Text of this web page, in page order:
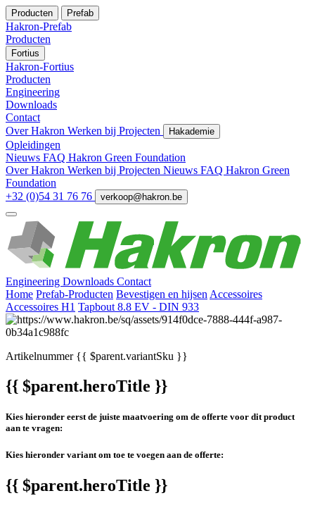
Producten Prefab
Hakron-Prefab
Producten
Fortius
Hakron-Fortius
Producten
Engineering
Downloads
Contact
Over Hakron Werken bij Projecten Hakademie
Opleidingen
Nieuws FAQ Hakron Green Foundation
Over Hakron Werken bij Projecten Nieuws FAQ Hakron Green
Foundation
+32 (0)54 31 76 76
verkoop@hakron.be
Engineering Downloads Contact
Home Prefab-Producten Bevestigen en hijsen Accessoires
Accessoires H1 Tapbout 8.8 EV - DIN 933
Artikelnummer{{ $parent.variantSku }}
{{ $parent.heroTitle }}
Kies hieronder eerst de juiste maatvoering om de offerte voor dit product
aan te vragen:
Kies hieronder variant om toe te voegen aan de offerte:
{{ $parent.heroTitle }}